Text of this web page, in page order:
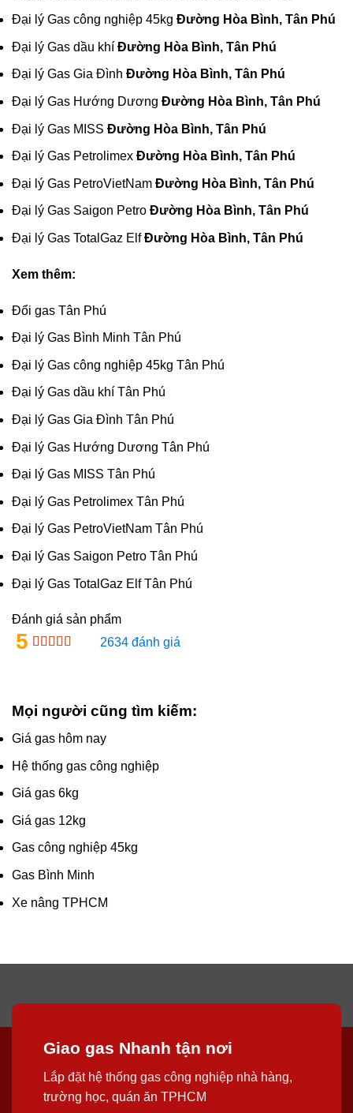
Đại lý Gas công nghiệp 45kg Đường Hòa Bình, Tân Phú
Đại lý Gas dầu khí Đường Hòa Bình, Tân Phú
Đại lý Gas Gia Đình Đường Hòa Bình, Tân Phú
Đại lý Gas Hướng Dương Đường Hòa Bình, Tân Phú
Đại lý Gas MISS Đường Hòa Bình, Tân Phú
Đại lý Gas Petrolimex Đường Hòa Bình, Tân Phú
Đại lý Gas PetroVietNam Đường Hòa Bình, Tân Phú
Đại lý Gas Saigon Petro Đường Hòa Bình, Tân Phú
Đại lý Gas TotalGaz ElfĐường Hòa Bình, Tân Phú
Xem thêm:
Đổi gas Tân Phú
Đại lý Gas Bình Minh Tân Phú
Đại lý Gas công nghiệp 45kg Tân Phú
Đại lý Gas dầu khí Tân Phú
Đại lý Gas Gia Đình Tân Phú
Đại lý Gas Hướng Dương Tân Phú
Đại lý Gas MISS Tân Phú
Đại lý Gas Petrolimex Tân Phú
Đại lý Gas PetroVietNam Tân Phú
Đại lý Gas Saigon Petro Tân Phú
Đại lý Gas TotalGaz Elf Tân Phú
Đánh giá sản phẩm
5 2634 đánh giá
Mọi người cũng tìm kiếm:
Giá gas hôm nay
Hệ thống gas công nghiệp
Giá gas 6kg
Giá gas 12kg
Gas công nghiệp 45kg
Gas Bình Minh
Xe nâng TPHCM
Giao gas Nhanh tận nơi
Lắp đặt hệ thống gas công nghiệp nhà hàng,
trường học, quán ăn TPHCM